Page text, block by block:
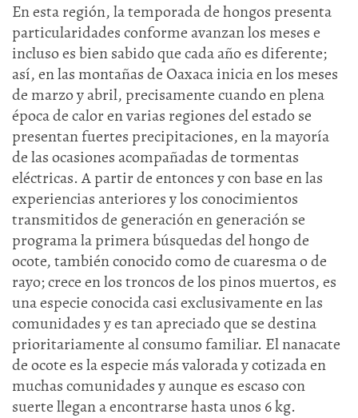
En esta región, la temporada de hongos presenta
particularidades conforme avanzan los meses e
incluso es bien sabido que cada año es diferente;
así, en las montañas de Oaxaca inicia en los meses
de marzo y abril, precisamente cuando en plena
época de calor en varias regiones del estado se
presentan fuertes precipitaciones, en la mayoría
de las ocasiones acompañadas de tormentas
eléctricas. A partir de entonces y con base en las
experiencias anteriores y los conocimientos
transmitidos de generación en generación se
programa la primera búsquedas del hongo de
ocote, también conocido como de cuaresma o de
rayo; crece en los troncos de los pinos muertos, es
una especie conocida casi exclusivamente en las
comunidades y es tan apreciado que se destina
prioritariamente al consumo familiar. El nanacate
de ocote es la especie más valorada y cotizada en
muchas comunidades y aunque es escaso con
suerte llegan a encontrarse hasta unos 6 kg.